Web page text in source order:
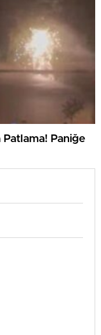
Patlama! Paniğe